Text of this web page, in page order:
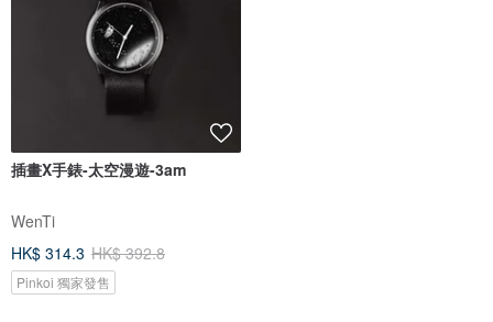
插畫X手錶-太空漫遊-3am
WenTi
HK$ 314.3 HK$ 392.8
Pinkoi 獨家發售